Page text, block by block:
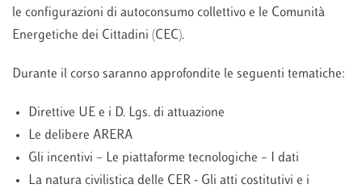
le configurazioni di autoconsumo collettivo e le Comunità
Energetiche dei Cittadini (CEC).
Durante il corso saranno approfondite le seguenti tematiche:
Direttive UE e i D. Lgs. di attuazione
Le delibere ARERA
Gli incentivi – Le piattaforme tecnologiche – I dati
La natura civilistica delle CER - Gli atti costitutivi e i